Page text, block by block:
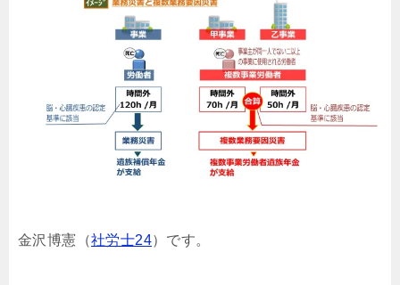
金沢博憲（社労士24）です。